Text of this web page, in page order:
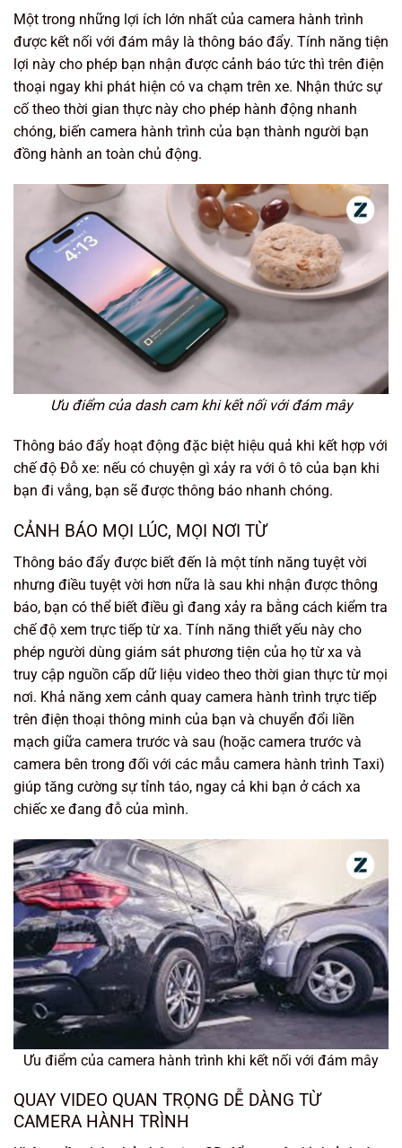
Một trong những lợi ích lớn nhất của camera hành trình
được kết nối với đám mây là thông báo đẩy. Tính năng tiện
lợi này cho phép bạn nhận được cảnh báo tức thì trên điện
thoại ngay khi phát hiện có va chạm trên xe. Nhận thức sự
cố theo thời gian thực này cho phép hành động nhanh
chóng, biến camera hành trình của bạn thành người bạn
đồng hành an toàn chủ động.
Ưu điểm của dash cam khi kết nối với đám mây
Thông báo đẩy hoạt động đặc biệt hiệu quả khi kết hợp với
chế độ Đỗ xe: nếu có chuyện gì xảy ra với ô tô của bạn khi
bạn đi vắng, bạn sẽ được thông báo nhanh chóng.
CẢNH BÁO MỌI LÚC, MỌI NƠI TỪ
Thông báo đẩy được biết đến là một tính năng tuyệt vời
nhưng điều tuyệt vời hơn nữa là sau khi nhận được thông
báo, bạn có thể biết điều gì đang xảy ra bằng cách kiểm tra
chế độ xem trực tiếp từ xa. Tính năng thiết yếu này cho
phép người dùng giám sát phương tiện của họ từ xa và
truy cập nguồn cấp dữ liệu video theo thời gian thực từ mọi
nơi. Khả năng xem cảnh quay camera hành trình trực tiếp
trên điện thoại thông minh của bạn và chuyển đổi liền
mạch giữa camera trước và sau (hoặc camera trước và
camera bên trong đối với các mẫu camera hành trình Taxi)
giúp tăng cường sự tỉnh táo, ngay cả khi bạn ở cách xa
chiếc xe đang đỗ của mình.
Ưu điểm của camera hành trình khi kết nối với đám mây
QUAY VIDEO QUAN TRỌNG DỄ DÀNG TỪ
CAMERA HÀNH TRÌNH